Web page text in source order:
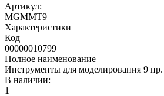
Артикул:
MGMMT9
Характеристики
Код
00000010799
Полное наименование
Инструменты для моделирования 9 пр.
В наличии:
1